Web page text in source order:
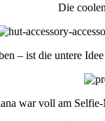
Die
– ist die untere
war voll am